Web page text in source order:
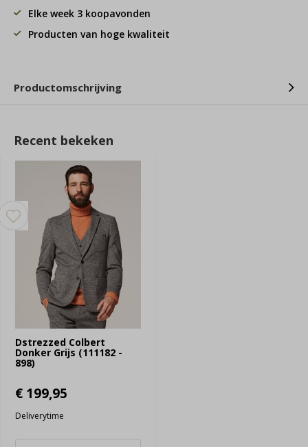
Elke week 3 koopavonden
Producten van hoge kwaliteit
Productomschrijving
Recent bekeken
Dstrezzed Colbert
Donker Grijs (111182 -
898)
€ 199,95
Deliverytime